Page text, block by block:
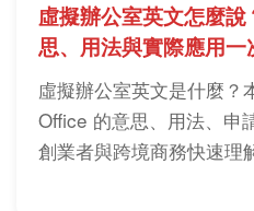
虛擬辦公室英文怎麼
思、用法與實際應用一
虛擬辦公室英文是什麼？
Office 的意思、用法、申
創業者與跨境商務快速理